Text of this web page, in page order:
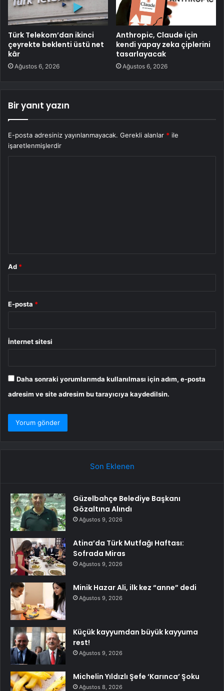
Türk Telekom’dan ikinci
çeyrekte beklenti üstü net
kâr
Ağustos 6, 2026
Anthropic, Claude için
kendi yapay zeka çiplerini
tasarlayacak
Ağustos 6, 2026
Bir yanıt yazın
E-posta adresiniz yayınlanmayacak. Gerekli alanlar * ile
işaretlenmişlerdir
Ad *
E-posta *
İnternet sitesi
Daha sonraki yorumlarımda kullanılması için adım, e-posta
adresim ve site adresim bu tarayıcıya kaydedilsin.
Son Eklenen
Güzelbahçe Belediye Başkanı
Gözaltına Alındı
Ağustos 9, 2026
Atina’da Türk Mutfağı Haftası:
Sofrada Miras
Ağustos 9, 2026
Minik Hazar Ali, ilk kez “anne” dedi
Ağustos 9, 2026
Küçük kayyumdan büyük kayyuma
rest!
Ağustos 9, 2026
Michelin Yıldızlı Şefe ‘Karınca’ Şoku
Ağustos 8, 2026